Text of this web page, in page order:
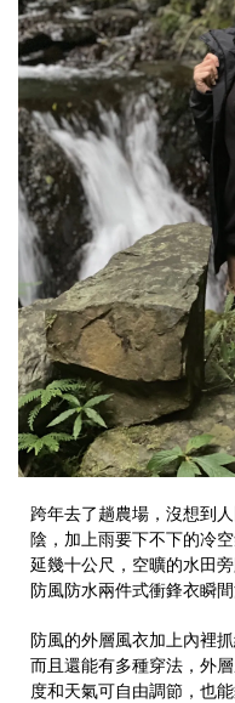
跨年去了趟農場，沒想到
陰，加上雨要下不下的冷
延幾十公尺，空曠的水田
防風防水兩件式衝鋒衣瞬間
防風的外層風衣加上內裡
而且還能有多種穿法，外
度和天氣可自由調節，也